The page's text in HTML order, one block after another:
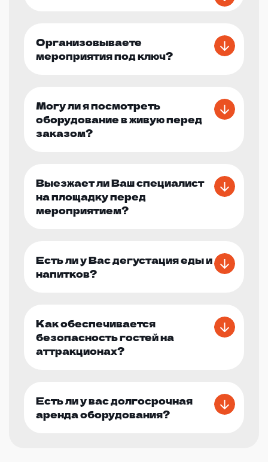
Организовываете
мероприятия под ключ?
Могу ли я посмотреть
оборудование в живую перед
заказом?
Выезжает ли Ваш специалист
на площадку перед
мероприятием?
Есть ли у Вас дегустация еды и
напитков?
Как обеспечивается
безопасность гостей на
аттракционах?
Есть ли у вас долгосрочная
аренда оборудования?